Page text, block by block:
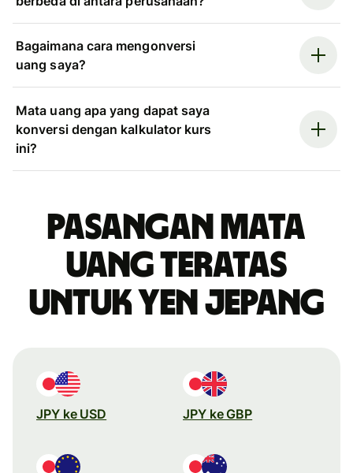
Bagaimana cara mengonversi
uang saya?
Mata uang apa yang dapat saya
konversi dengan kalkulator kurs
ini?
Pasangan mata
uang teratas
untuk yen Jepang
JPY ke USD JPY ke GBP